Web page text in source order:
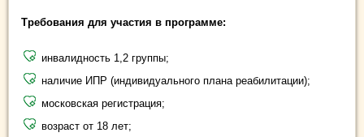
Требования для участия в программе:
инвалидность 1,2 группы;
наличие ИПР (индивидуального плана реабилитации);
московская регистрация;
возраст от 18 лет;